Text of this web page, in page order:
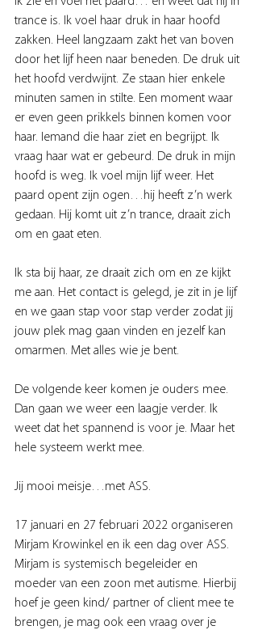
trance is. Ik voel haar druk in haar hoofd
zakken. Heel langzaam zakt het van boven
door het lijf heen naar beneden. De druk uit
het hoofd verdwijnt. Ze staan hier enkele
minuten samen in stilte. Een moment waar
er even geen prikkels binnen komen voor
haar. Iemand die haar ziet en begrijpt. Ik
vraag haar wat er gebeurd. De druk in mijn
hoofd is weg. Ik voel mijn lijf weer. Het
paard opent zijn ogen…hij heeft z’n werk
gedaan. Hij komt uit z’n trance, draait zich
om en gaat eten.
Ik sta bij haar, ze draait zich om en ze kijkt
me aan. Het contact is gelegd, je zit in je lijf
en we gaan stap voor stap verder zodat jij
jouw plek mag gaan vinden en jezelf kan
omarmen. Met alles wie je bent.
De volgende keer komen je ouders mee.
Dan gaan we weer een laagje verder. Ik
weet dat het spannend is voor je. Maar het
hele systeem werkt mee.
Jij mooi meisje…met ASS.
17 januari en 27 februari 2022 organiseren
Mirjam Krowinkel en ik een dag over ASS.
Mirjam is systemisch begeleider en
moeder van een zoon met autisme. Hierbij
hoef je geen kind/ partner of client mee te
brengen, je mag ook een vraag over je